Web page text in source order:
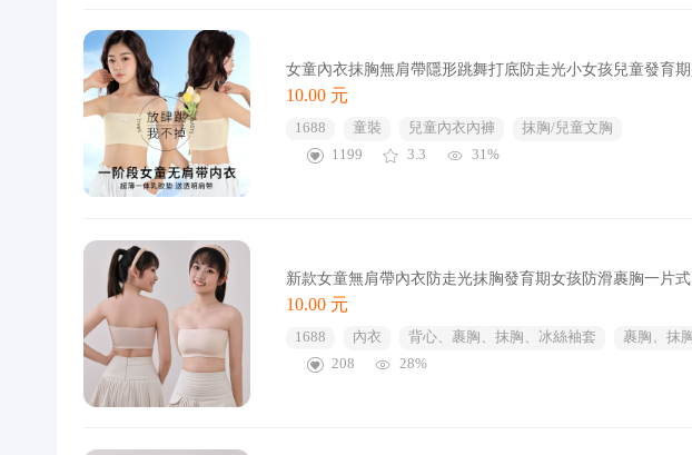
女童內衣抹胸無肩帶隱形跳舞打底防走光小女孩兒童發育
10.00 元
1688 童裝 兒童內衣內褲
抹胸/兒童文胸
1199
3.3 31%
新款女童無肩帶內衣防走光抹胸發育期女孩防滑裹胸一片
10.00 元
1688 內衣 背心、裹胸、抹胸、冰絲袖套
裹胸、抹
208
28%